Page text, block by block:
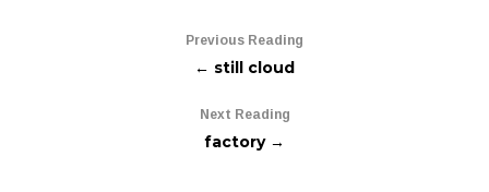
Previous Reading
← still cloud
Next Reading
factory →